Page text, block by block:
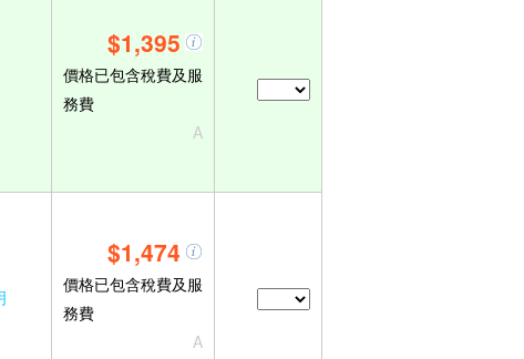
$1,395
價格已包含稅費及服
務費
A
$1,474
價格已包含稅費及服
務費
A